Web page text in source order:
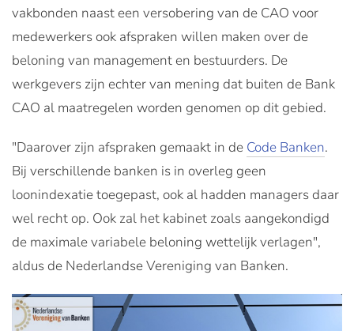
vakbonden naast een versobering van de CAO voor
medewerkers ook afspraken willen maken over de
beloning van management en bestuurders. De
werkgevers zijn echter van mening dat buiten de Bank
CAO al maatregelen worden genomen op dit gebied.
"Daarover zijn afspraken gemaakt in de Code Banken.
Bij verschillende banken is in overleg geen
loonindexatie toegepast, ook al hadden managers daar
wel recht op. Ook zal het kabinet zoals aangekondigd
de maximale variabele beloning wettelijk verlagen",
aldus de Nederlandse Vereniging van Banken.